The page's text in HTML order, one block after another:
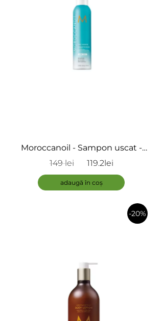
Moroccanoil - Sampon uscat -
Dry Shampoo Light Tones
149 lei 119.2lei
adaugă în coș
-20%